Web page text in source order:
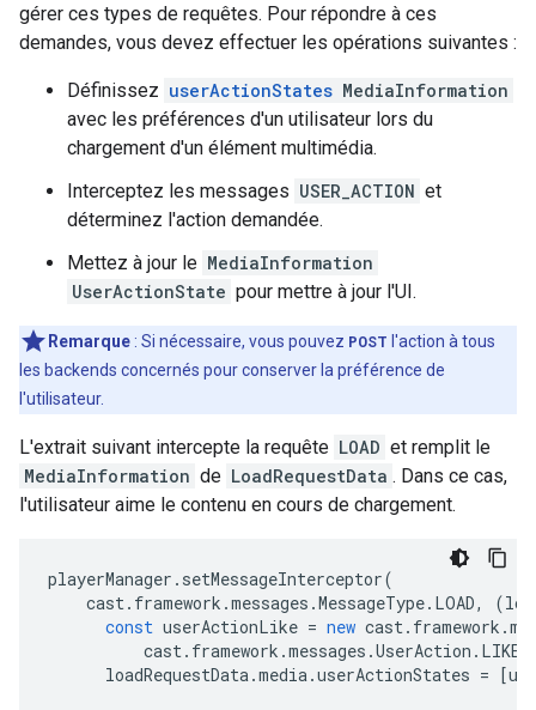
gérer ces types de requêtes. Pour répondre à ces
demandes, vous devez effectuer les opérations suivantes :
Définissez userActionStates MediaInformation
avec les préférences d'un utilisateur lors du
chargement d'un élément multimédia.
Interceptez les messages USER_ACTION et
déterminez l'action demandée.
Mettez à jour le MediaInformation
UserActionState pour mettre à jour l'UI.
Remarque : Si nécessaire, vous pouvez POST l'action à tous
les backends concernés pour conserver la préférence de
l'utilisateur.
L'extrait suivant intercepte la requête LOAD et remplit le
MediaInformation de LoadRequestData . Dans ce cas,
l'utilisateur aime le contenu en cours de chargement.
playerManager . setMessageInterceptor(
cast. framework .messages .MessageType. LOAD, (
const userActionLike = new cast. framework .
cast. framework .messages .UserAction . LIKE
loadRequestData.media.userActionStates = [